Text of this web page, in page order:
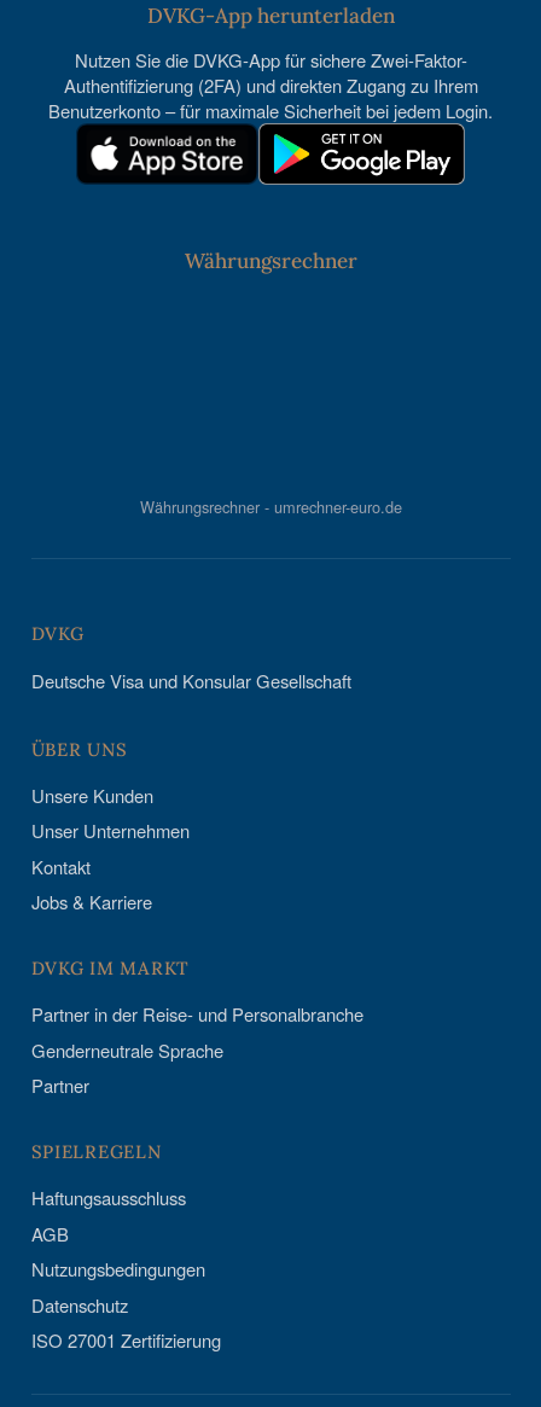
DVKG-App herunterladen
Nutzen Sie die DVKG-App für sichere Zwei-Faktor-
Authentifizierung (2FA) und direkten Zugang zu Ihrem
Benutzerkonto – für maximale Sicherheit bei jedem Login.
Währungsrechner
Währungsrechner - umrechner-euro.de
DVKG
Deutsche Visa und Konsular Gesellschaft
ÜBER UNS
Unsere Kunden
Unser Unternehmen
Kontakt
Jobs & Karriere
DVKG IM MARKT
Partner in der Reise- und Personalbranche
Genderneutrale Sprache
Partner
SPIELREGELN
Haftungsausschluss
AGB
Nutzungsbedingungen
Datenschutz
ISO 27001 Zertifizierung